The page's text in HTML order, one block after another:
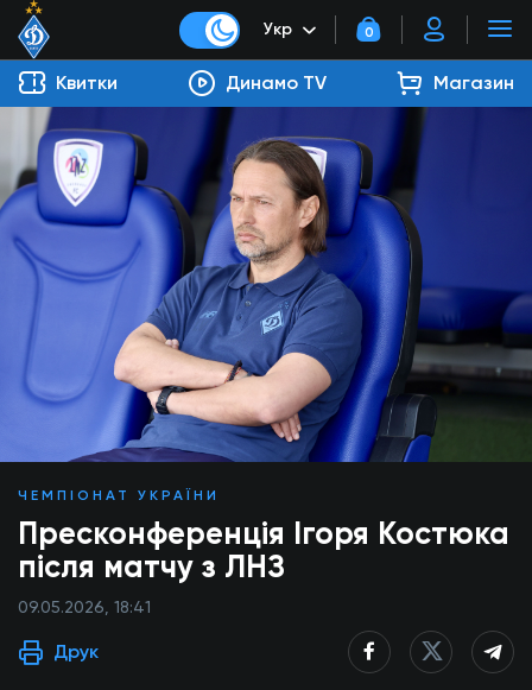
Укр 0
Квитки Динамо TV Магазин
ЧЕМПІОНАТ УКРАЇНИ
Пресконференція Ігоря Костюка
після матчу з ЛНЗ
09.05.2026, 18:41
Друк